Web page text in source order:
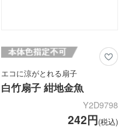
エコに涼がとれる扇子
白竹扇子 紺地金魚
Y2D9798
242円(税込)